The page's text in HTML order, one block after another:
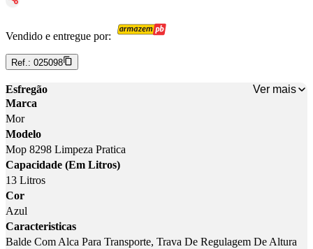
Vendido e entregue por:
Ref.: 025098
Esfregão
Ver mais
Marca
Mor
Modelo
Mop 8298 Limpeza Pratica
Capacidade (Em Litros)
13 Litros
Cor
Azul
Caracteristicas
Balde Com Alca Para Transporte, Trava De Regulagem De Altura